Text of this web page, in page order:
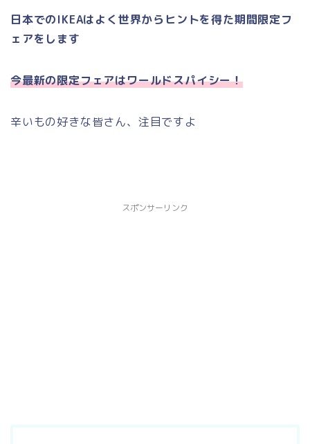
日本でのIKEAはよく世界からヒントを得た期間限定フ
ェアをします
今最新の限定フェアはワールドスパイシー！
辛いもの好きな皆さん、注目ですよ
スポンサーリンク